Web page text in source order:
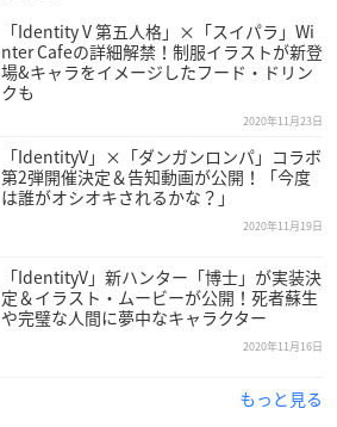
「Identity V 第五人格」×「スイパラ」Wi
nter Cafeの詳細解禁！制服イラストが新登
場&キャラをイメージしたフード・ドリン
クも
2020年11月23日
「IdentityV」×「ダンガンロンパ」コラボ
第2弾開催決定＆告知動画が公開！「今度
は誰がオシオキされるかな？」
2020年11月19日
「IdentityV」新ハンター「博士」が実装決
定＆イラスト・ムービーが公開！死者蘇生
や完璧な人間に夢中なキャラクター
2020年11月16日
もっと見る